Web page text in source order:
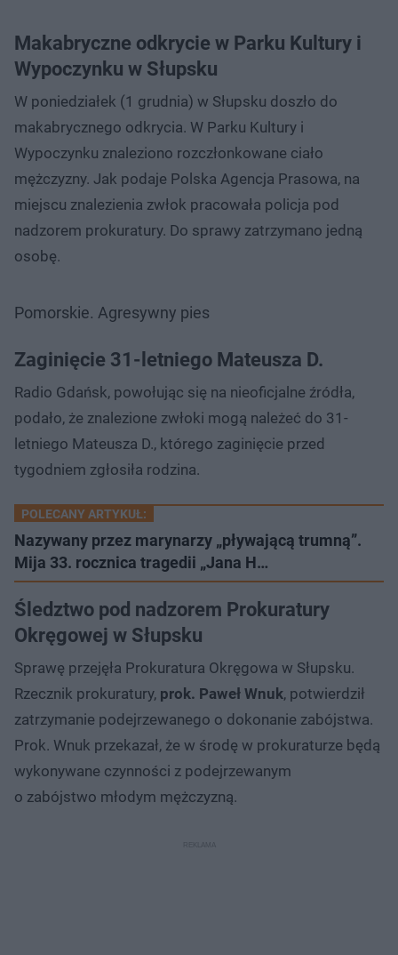
Makabryczne odkrycie w Parku Kultury i
Wypoczynku w Słupsku
W poniedziałek (1 grudnia) w Słupsku doszło do
makabrycznego odkrycia. W Parku Kultury i
Wypoczynku znaleziono rozczłonkowane ciało
mężczyzny. Jak podaje Polska Agencja Prasowa, na
miejscu znalezienia zwłok pracowała policja pod
nadzorem prokuratury. Do sprawy zatrzymano jedną
osobę.
Pomorskie. Agresywny pies
Zaginięcie 31-letniego Mateusza D.
Radio Gdańsk, powołując się na nieoficjalne źródła,
podało, że znalezione zwłoki mogą należeć do 31-
letniego Mateusza D., którego zaginięcie przed
tygodniem zgłosiła rodzina.
POLECANY ARTYKUŁ:
Nazywany przez marynarzy „pływającą trumną”.
Mija 33. rocznica tragedii „Jana H…
Śledztwo pod nadzorem Prokuratury
Okręgowej w Słupsku
Sprawę przejęła Prokuratura Okręgowa w Słupsku.
Rzecznik prokuratury, prok. Paweł Wnuk, potwierdził
zatrzymanie podejrzewanego o dokonanie zabójstwa.
Prok. Wnuk przekazał, że w środę w prokuraturze będą
wykonywane czynności z podejrzewanym
o zabójstwo młodym mężczyzną.